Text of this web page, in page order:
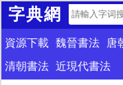
字典網
資源下載 魏晉書法 唐
清朝書法 近現代書法